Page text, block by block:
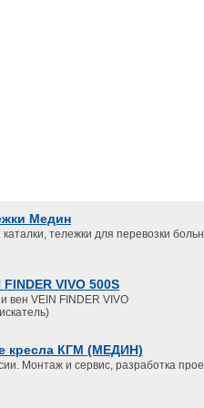
Медин
тележки для перевозки
VIVO 500S
вен VEIN FINDER VIVO
кресла КГМ (МЕДИН)
Монтаж и сервис, разработка